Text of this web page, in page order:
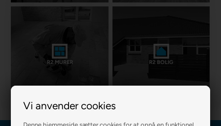
Vi anvender cookies
Denne hjemmeside sætter cookies for at opnå en funktionel
R2 MURER R2 BOLIG